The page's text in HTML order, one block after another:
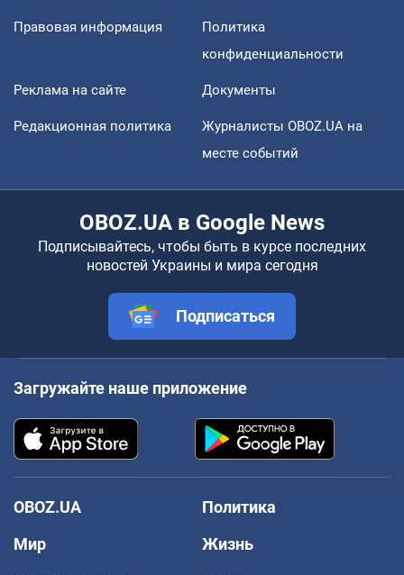
Правовая информация
Политика
конфиденциальности
Реклама на сайте Документы
Редакционная политика
Журналисты OBOZ.UA на
месте событий
OBOZ.UA в Google News
Подписывайтесь, чтобы быть в курсе последних
новостей Украины и мира сегодня
Подписаться
Загружайте наше приложение
OBOZ.UA
Политика
Мир
Жизнь